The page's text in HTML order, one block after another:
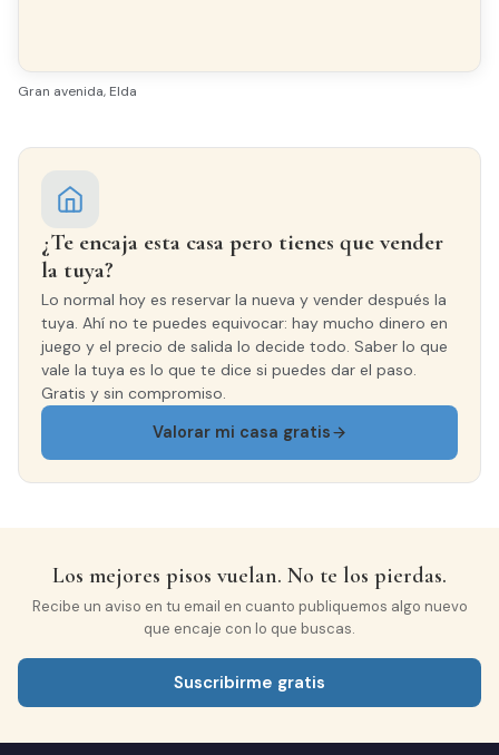
SUELO
CARPINTERÍA INTERIOR
Sapeli
CARPINTERÍA EXTERIOR
Madera
Gran avenida, Elda
¿Te encaja esta casa pero tienes que vender
la tuya?
Lo normal hoy es reservar la nueva y vender después la
tuya. Ahí no te puedes equivocar: hay mucho dinero en
juego y el precio de salida lo decide todo. Saber lo que
vale la tuya es lo que te dice si puedes dar el paso.
Gratis y sin compromiso.
Valorar mi casa gratis
Los mejores pisos vuelan. No te los pierdas.
Recibe un aviso en tu email en cuanto publiquemos algo nuevo
que encaje con lo que buscas.
Suscribirme gratis